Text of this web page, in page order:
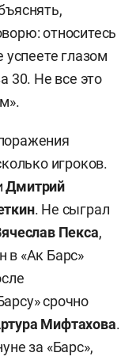
относитесь
успеете глазом
30. Не все это
игроков.
Дмитрий
. Не сыграл
Пекса,
в «Ак Барс»
срочно
Мифтахова.
за «Барс»,